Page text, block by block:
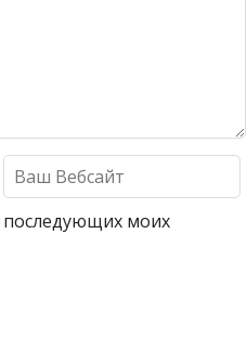
последующих моих